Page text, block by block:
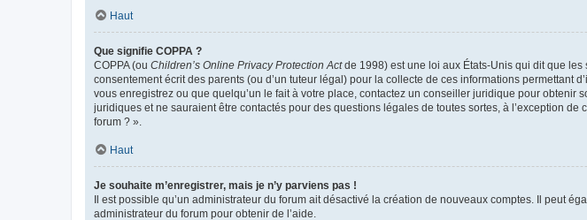
Haut
Que signifie COPPA ?
COPPA (ou Children’s Online Privacy Protection Actde 1998) est une loi aux États-Unis qui dit que
consentement écrit des parents (ou d’un tuteur légal) pour la collecte de ces informations permettant
vous enregistrez ou que quelqu’un le fait à votre place, contactez un conseiller juridique pour
juridiques et ne sauraient être contactés pour des questions légales de toutes sortes, à l’exception
forum ? ».
Haut
Je souhaite m’enregistrer, mais je n’y parviens pas !
Il est possible qu’un administrateur du forum ait désactivé la création de nouveaux comptes. Il peut
administrateur du forum pour obtenir de l’aide.